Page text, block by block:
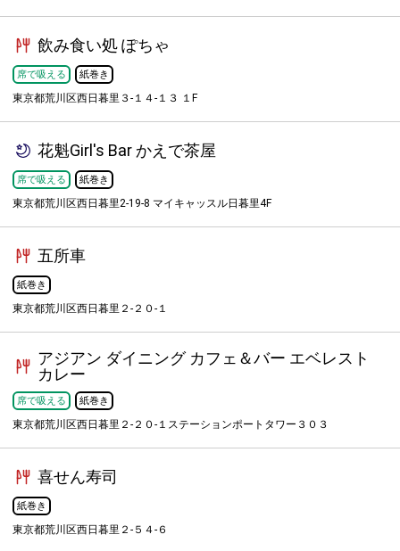
飲み食い処 ぽちゃ
席で吸える 紙巻き
東京都荒川区西日暮里３-１４-１３ １F
花魁Girl's Bar かえで茶屋
席で吸える 紙巻き
東京都荒川区西日暮里2-19-8 マイキャッスル日暮里4F
五所車
紙巻き
東京都荒川区西日暮里２-２０-１
アジアン ダイニング カフェ＆バー エベレスト
カレー
席で吸える 紙巻き
東京都荒川区西日暮里２-２０-１ステーションポートタワー３０３
喜せん寿司
紙巻き
東京都荒川区西日暮里２-５４-６